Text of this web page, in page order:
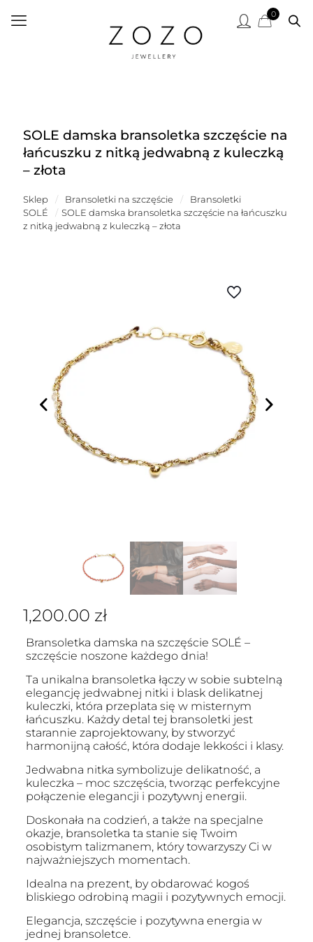
0
SOLE damska bransoletka szczęście na
łańcuszku z nitką jedwabną z kuleczką
– złota
Sklep / Bransoletki na szczęście /
Bransoletki
SOLÉ
/ SOLE damska bransoletka szczęście na łańcuszku
z nitką jedwabną z kuleczką – złota
1,200.00 zł
Bransoletka damska na szczęście SOLÉ –
szczęście noszone każdego dnia!
Ta unikalna bransoletka łączy w sobie subtelną
elegancję jedwabnej nitki i blask delikatnej
kuleczki, która przeplata się w misternym
łańcuszku. Każdy detal tej bransoletki jest
starannie zaprojektowany, by stworzyć
harmonijną całość, która dodaje lekkości i klasy.
Jedwabna nitka symbolizuje delikatność, a
kuleczka – moc szczęścia, tworząc perfekcyjne
połączenie elegancji i pozytywnj energii.
Doskonała na codzień, a także na specjalne
okazje, bransoletka ta stanie się Twoim
osobistym talizmanem, który towarzyszy Ci w
najważniejszych momentach.
Idealna na prezent, by obdarować kogoś
bliskiego odrobiną magii i pozytywnych emocji.
Elegancja, szczęście i pozytywna energia w
jednej bransoletce.